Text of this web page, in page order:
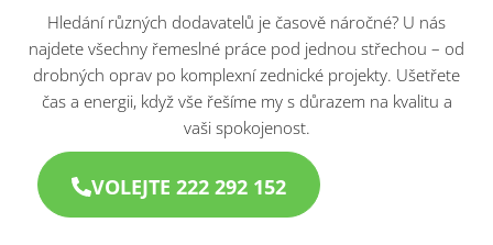
Hledání různých dodavatelů je časově náročné? U nás
najdete všechny řemeslné práce pod jednou střechou – od
drobných oprav po komplexní zednické projekty. Ušetřete
čas a energii, když vše řešíme my s důrazem na kvalitu a
vaši spokojenost.
VOLEJTE 222 292 152